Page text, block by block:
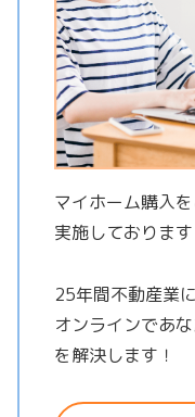
マイホーム購入
実施しております
25年間不動産業
オンラインであ
を解決します！